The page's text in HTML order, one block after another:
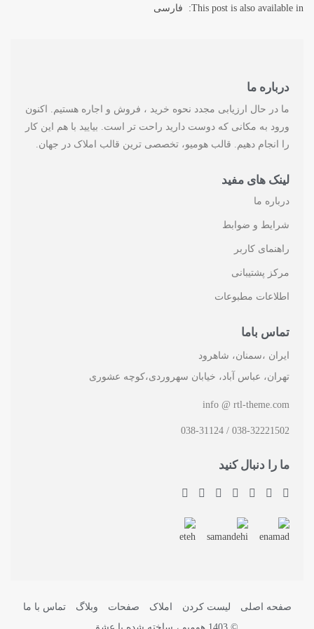
This post is also available in: فارسی
درباره ما
ما در حال ارزیابی مجدد نحوه خرید ، فروش و اجاره هستیم. اکنون
ورود به مکانی که دوست دارید راحت تر است. بیایید با هم این کار
را انجام دهیم. قالب هومیو، تخصصی ترین قالب املاک در جهان.
لینک های مفید
درباره ما
شرایط و ضوابط
راهنمای کاربر
مرکز پشتیبانی
اطلاعات مطبوعات
تماس باما
ایران ،سمنان، شاهرود
تهران، عباس آباد، خیابان سهروردی،کوچه عشوری
info @ rtl-theme.com
038-32221502 / 038-31124
ما را دنبال کنید
صفحه اصلی لیست کردن املاک صفحات وبلاگ
تماس با ما